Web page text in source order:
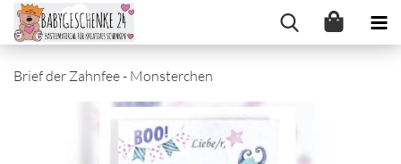
Brief der Zahnfee - Monsterchen